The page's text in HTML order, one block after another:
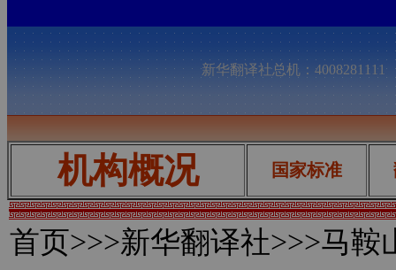
新华翻译社总机：
机构概况 国家标准
首页>>>新华翻译社>>>马鞍